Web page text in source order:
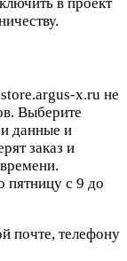
x.ru не
Выберите
данные и
заказ и
пятницу с 9 до
почте, телефону